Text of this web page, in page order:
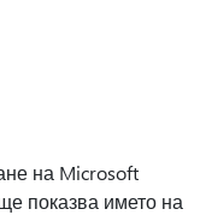
на Microsoft
показва името на